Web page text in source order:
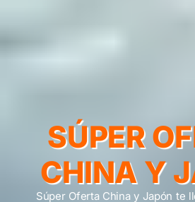
SÚPER
CHINA Y
Súper Oferta China y Japón te